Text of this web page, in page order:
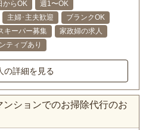
からOK
週1〜OK
主婦･主夫歓迎
ブランクOK
キーパー募集
家政婦の求人
ティブあり
の詳細を見る
ションでのお掃除代行のお